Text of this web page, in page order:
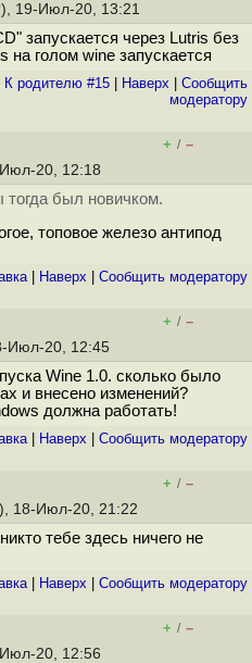
19-Июл-20, 13:21
запускается через Lutris без
на голом wine запускается
К родителю #15 Наверх
Cообщить
модератору
+ / –
20, 12:18
был новичком.
топовое железо антипод
| Наверх Cообщить модератору
+ / –
Июл-20, 12:45
Wine 1.0. сколько было
и внесено изменений?
должна работать!
| Наверх Cообщить модератору
+ / –
18-Июл-20, 21:22
тебе здесь ничего не
| Наверх Cообщить модератору
+ / –
20, 12:56